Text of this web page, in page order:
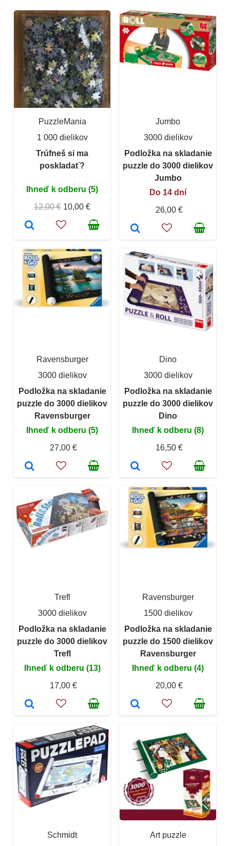
PuzzleMania
1 000 dielikov
Trúfneš si ma
poskladať?
Ihneď k odberu (5)
12,00 € 10,00 €
Jumbo
3000 dielikov
Podložka na skladanie
puzzle do 3000 dielikov
Jumbo
Do 14 dní
26,00 €
Ravensburger
3000 dielikov
Podložka na skladanie
puzzle do 3000 dielikov
Ravensburger
Ihneď k odberu (5)
27,00 €
Dino
3000 dielikov
Podložka na skladanie
puzzle do 3000 dielikov
Dino
Ihneď k odberu (8)
16,50 €
Trefl
3000 dielikov
Podložka na skladanie
puzzle do 3000 dielikov
Trefl
Ihneď k odberu (13)
17,00 €
Ravensburger
1500 dielikov
Podložka na skladanie
puzzle do 1500 dielikov
Ravensburger
Ihneď k odberu (4)
20,00 €
Schmidt Art puzzle